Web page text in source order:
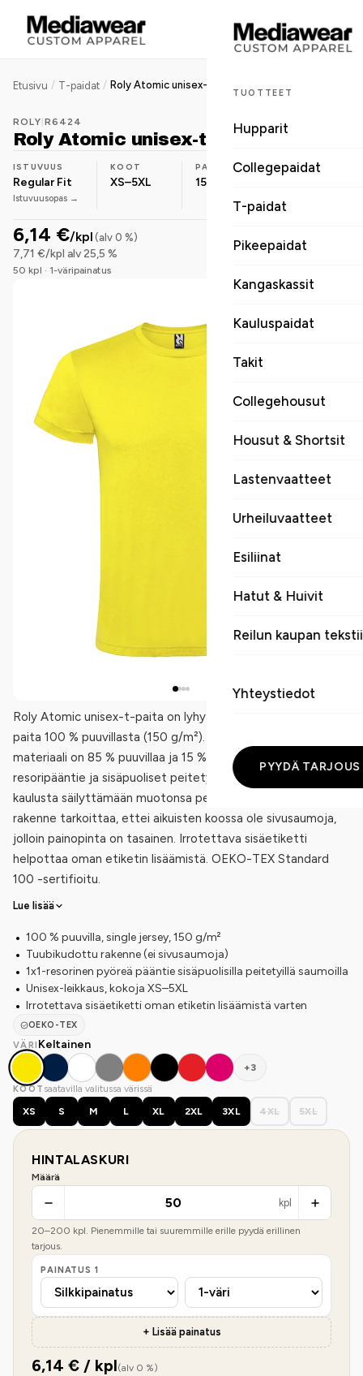
TUOTTEET
Hupparit
Collegepaidat
T-paidat
Pikeepaidat
Kangaskassit
Kauluspaidat
Takit
Collegehousut
Housut & Shortsit
Lastenvaatteet
Urheiluvaatteet
Esiliinat
Hatut & Huivit
Reilun kaupan
Yhteystiedot
PYYDÄ TARJOUS
Etusivu / T-paidat / Roly Atomic unisex-t-paita
ROLY R6424
Roly Atomic unisex-t-paita
ISTUVUUS
Regular Fit
Istuvuusopas →
KOOT
XS–5XL
PAINO
150 g/m²
MATERIAALI
sekoite
6,14 €/kpl (alv 0 %)
7,71 €/kpl alv 25,5 %
50 kpl · 1-väripainatus
Roly Atomic unisex-t-paita on lyhythihainen putkineulottu t-
paita 100 % puuvillasta (150 g/m²). Heather Grey -värissä
materiaali on 85 % puuvillaa ja 15 % viskoosia. 1x1-
resoripääntie ja sisäpuoliset peitetyt saumat auttavat
kaulusta säilyttämään muotonsa pesussa. Putkineulottu
rakenne tarkoittaa, ettei aikuisten koossa ole sivusaumoja,
jolloin painopinta on tasainen. Irrotettava sisäetiketti
helpottaa oman etiketin lisäämistä. OEKO-TEX Standard
100 -sertifioitu.
Lue lisää
100 % puuvilla, single jersey, 150 g/m²
Tuubikudottu rakenne (ei sivusaumoja)
1x1-resorinen pyöreä pääntie sisäpuolisilla peitetyillä saumoilla
Unisex-leikkaus, kokoja XS–5XL
Irrotettava sisäetiketti oman etiketin lisäämistä varten
OEKO-TEX
VÄRI Keltainen
+3
KOOT saatavilla valitussa värissä
XS
S M L XL 2XL 3XL 4XL 5XL
HINTALASKURI
Määrä
kpl
20–200 kpl. Pienemmille tai suuremmille erille pyydä erillinen
tarjous.
PAINATUS 1
+ Lisää painatus
6,14 € / kpl(alv 0 %)